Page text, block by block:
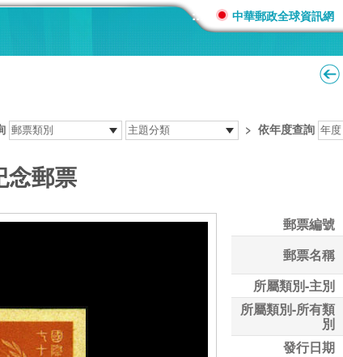
::: 中華郵政全球資訊網
> 依年度查詢
念郵票
郵票編號
郵票名稱
所屬類別-主別
所屬類別-所有類
別
發行日期